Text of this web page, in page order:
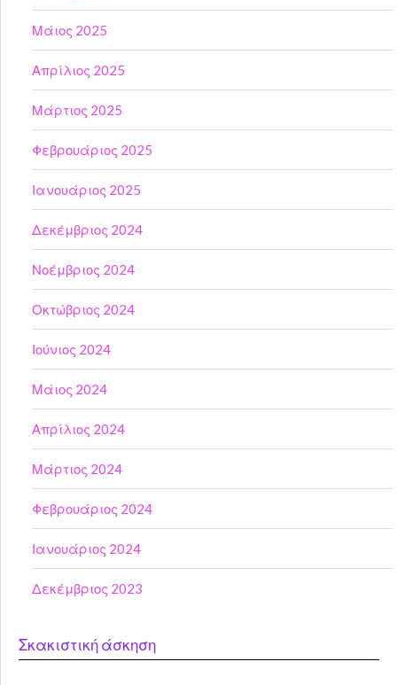
Μάιος 2025
Απρίλιος 2025
Μάρτιος 2025
Φεβρουάριος 2025
Ιανουάριος 2025
Δεκέμβριος 2024
Νοέμβριος 2024
Οκτώβριος 2024
Ιούνιος 2024
Μάιος 2024
Απρίλιος 2024
Μάρτιος 2024
Φεβρουάριος 2024
Ιανουάριος 2024
Δεκέμβριος 2023
Σκακιστική άσκηση